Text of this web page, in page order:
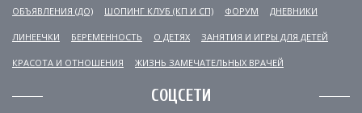
ОБЪЯВЛЕНИЯ (ДО) ШОПИНГ КЛУБ (КП И СП) ФОРУМ ДНЕВНИКИ
ЛИНЕЕЧКИ БЕРЕМЕННОСТЬ О ДЕТЯХ ЗАНЯТИЯ И ИГРЫ ДЛЯ ДЕТЕЙ
КРАСОТА И ОТНОШЕНИЯ ЖИЗНЬ ЗАМЕЧАТЕЛЬНЫХ ВРАЧЕЙ
СОЦСЕТИ